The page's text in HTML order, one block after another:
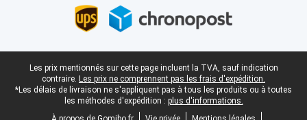
Pied-de-page légal
Les prix mentionnés sur cette page incluent la TVA, sauf indication
contraire. Les prix ne comprennent pas les frais d'expédition.
*Les délais de livraison ne s'appliquent pas à tous les produits ou à toutes
les méthodes d'expédition : plus d'informations.